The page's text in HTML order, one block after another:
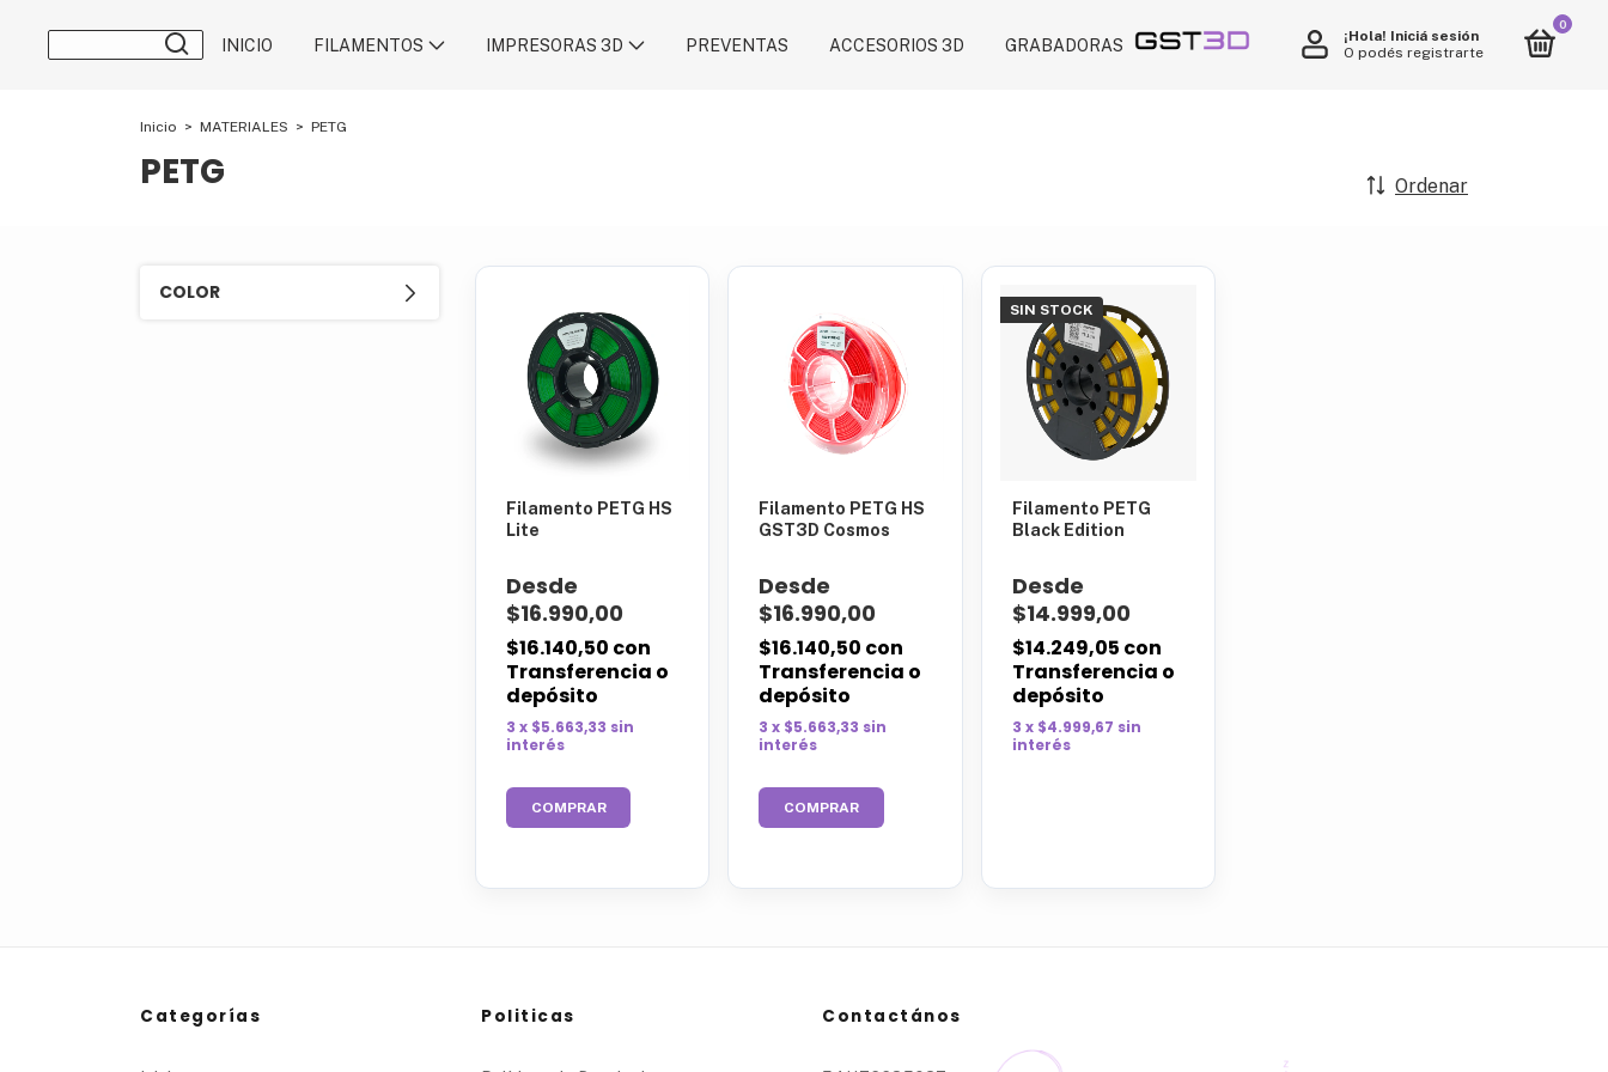
INICIO FILAMENTOS IMPRESORAS 3D PREVENTAS ACCESORIOS 3D GRABADORAS LÁSER NOSOTROS ¡Hola! Iniciá sesión
O podés registrarte
0
Inicio > MATERIALES > PETG
PETG Ordenar
COLOR
Filamento PETG HS
Lite
Desde
$16.990,00
$16.140,50 con
Transferencia o
depósito
3 x $5.663,33 sin
interés
COMPRAR
Filamento PETG HS
GST3D Cosmos
Desde
$16.990,00
$16.140,50 con
Transferencia o
depósito
3 x $5.663,33 sin
interés
COMPRAR
SIN STOCK
Filamento PETG
Black Edition
Desde
$14.999,00
$14.249,05 con
Transferencia o
depósito
3 x $4.999,67 sin
interés
Categorías Politicas Contactános